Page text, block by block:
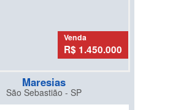
Venda
R$ 1.450.000
Maresias
São Sebastião - SP